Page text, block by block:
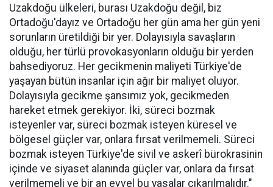
Uzakdoğu ülkeleri, burası Uzakdoğu değil, biz
Ortadoğu'dayız ve Ortadoğu her gün ama her gün yeni
sorunların üretildiği bir yer. Dolayısıyla savaşların
olduğu, her türlü provokasyonların olduğu bir yerden
bahsediyoruz. Her gecikmenin maliyeti Türkiye'de
yaşayan bütün insanlar için ağır bir maliyet oluyor.
Dolayısıyla gecikme şansımız yok, gecikmeden
hareket etmek gerekiyor. İki, süreci bozmak
isteyenler var, süreci bozmak isteyen küresel ve
bölgesel güçler var, onlara fırsat verilmemeli. Süreci
bozmak isteyen Türkiye'de sivil ve askerî bürokrasinin
içinde ve siyaset alanında güçler var, onlara da fırsat
verilmemeli ve bir an evvel bu yasalar çıkarılmalıdır."